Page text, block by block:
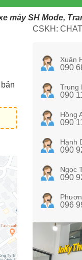
máy SH Mode,
CSKH:
Xuân
090
Trung
090
Hồng
090
Hạnh
090
Ngọc
090
096